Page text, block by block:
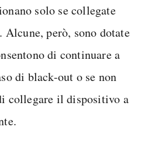
solo se collegate
però, sono dotate
di continuare a
di black-out o se non
collegare il dispositivo a